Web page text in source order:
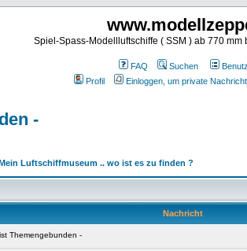
Spiel-Spass-Modellluftschiffe ( SSM ) ab 770
FAQ Suchen
Profil
Einloggen, um private
-
Luftschiffmuseum .. wo ist es zu finden ?
Nachricht
Themengebunden -